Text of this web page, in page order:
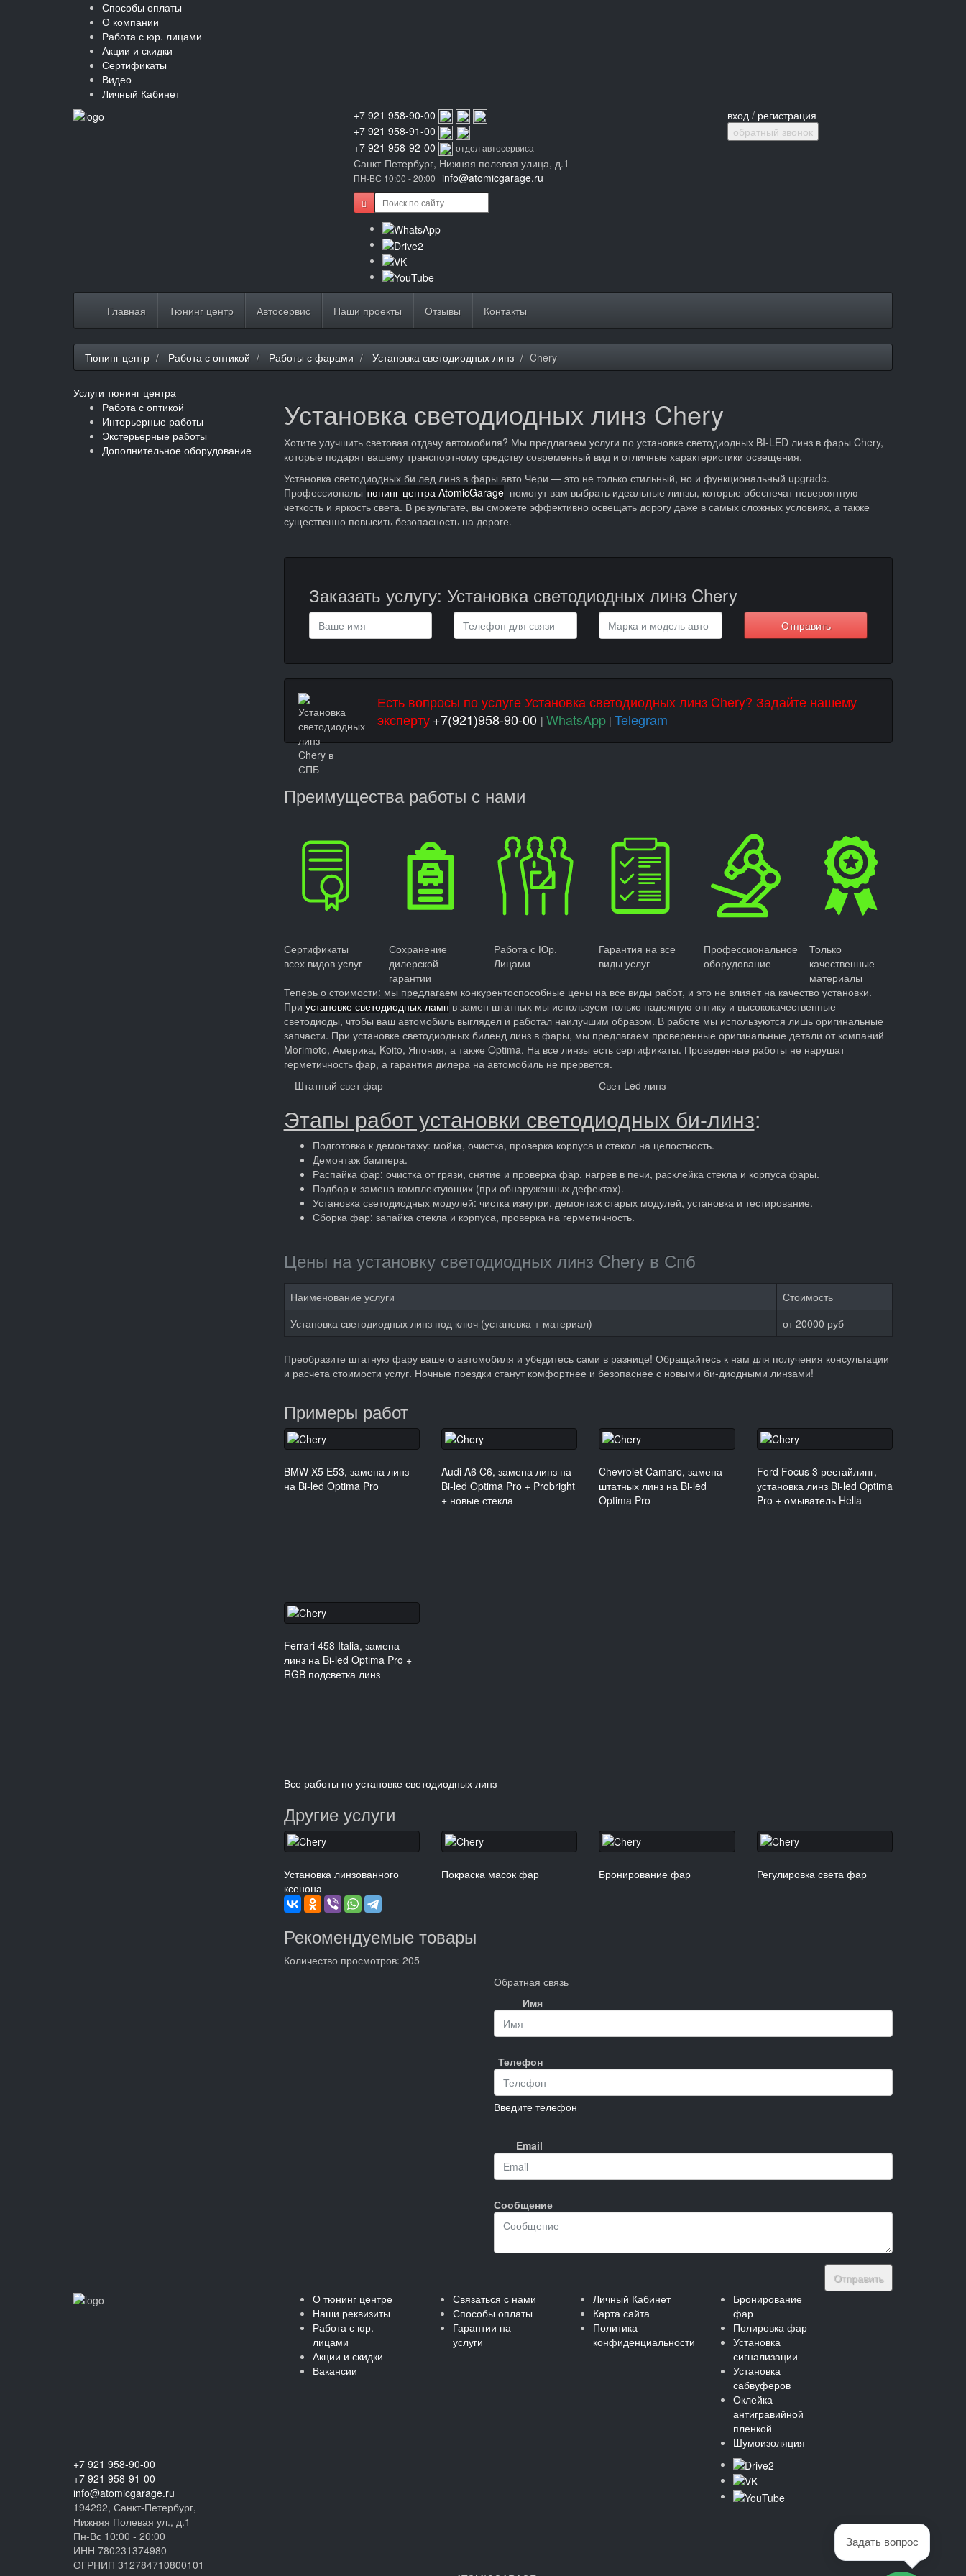
Способы оплаты
О компании
Работа с юр. лицами
Акции и скидки
Сертификаты
Видео
Личный Кабинет
+7 921 958-90-00
+7 921 958-91-00
+7 921 958-92-00
отдел автосервиса
Санкт-Петербург, Нижняя полевая улица, д.1
ПН-ВС 10:00 - 20:00 info@atomicgarage.ru
вход/ регистрация
обратный звонок
Главная Тюнинг центр Автосервис Наши проекты Отзывы Контакты
Тюнинг центр Работа с оптикой Работы с фарами Установка светодиодных линз Chery
Услуги тюнинг центра
Работа с оптикой
Интерьерные работы
Экстерьерные работы
Дополнительное оборудование
Установка светодиодных линз Chery
Хотите улучшить световая отдачу автомобиля? Мы предлагаем услуги по установке светодиодных BI-LED линз в фары Chery,
которые подарят вашему транспортному средству современный вид и отличные характеристики освещения.
Установка светодиодных би лед линз в фары авто Чери — это не только стильный, но и функциональный upgrade.
Профессионалы тюнинг-центра AtomicGarageпомогут вам выбрать идеальные линзы, которые обеспечат невероятную
четкость и яркость света. В результате, вы сможете эффективно освещать дорогу даже в самых сложных условиях, а также
существенно повысить безопасность на дороге.
Заказать услугу: Установка светодиодных линз Chery
Отправить
Есть вопросы по услуге Установка светодиодных линз Chery? Задайте нашему
эксперту+7(921)958-90-00 | WhatsApp| Telegram
Преимущества работы с нами
Сертификаты
всех видов услуг
Сохранение
дилерской
гарантии
Работа с Юр.
Лицами
Гарантия на все
виды услуг
Профессиональное
оборудование
Только
качественные
материалы
Теперь о стоимости: мы предлагаем конкурентоспособные цены на все виды работ, и это не влияет на качество установки.
При установке светодиодных ламп в замен штатных мы используем только надежную оптику и высококачественные
светодиоды, чтобы ваш автомобиль выглядел и работал наилучшим образом. В работе мы используются лишь оригинальные
запчасти. При установке светодиодных биленд линз в фары, мы предлагаем проверенные оригинальные детали от компаний
Morimoto, Америка, Koito, Япония, а также Optima. На все линзы есть сертификаты. Проведенные работы не нарушат
герметичность фар, а гарантия дилера на автомобиль не прервется.
Штатный свет фар
Свет Led линз
Этапы работ установки светодиодных би-линз:
Подготовка к демонтажу: мойка, очистка, проверка корпуса и стекол на целостность.
Демонтаж бампера.
Распайка фар: очистка от грязи, снятие и проверка фар, нагрев в печи, расклейка стекла и корпуса фары.
Подбор и замена комплектующих (при обнаруженных дефектах).
Установка светодиодных модулей: чистка изнутри, демонтаж старых модулей, установка и тестирование.
Сборка фар: запайка стекла и корпуса, проверка на герметичность.
Цены на установку светодиодных линз Chery в Спб
Наименование услуги
Стоимость
Установка светодиодных линз под ключ (установка + материал)
от 20000 руб
Преобразите штатную фару вашего автомобиля и убедитесь сами в разнице! Обращайтесь к нам для получения консультации
и расчета стоимости услуг. Ночные поездки станут комфортнее и безопаснее с новыми би-диодными линзами!
Примеры работ
BMW X5 E53, замена линз
на Bi-led Optima Pro
Audi A6 C6, замена линз на
Bi-led Optima Pro + Probright
+ новые стекла
Chevrolet Camaro, замена
штатных линз на Bi-led
Optima Pro
Ford Focus 3 рестайлинг,
установка линз Bi-led Optima
Pro + омыватель Hella
Ferrari 458 Italia, замена
линз на Bi-led Optima Pro +
RGB подсветка линз
Все работы по установке светодиодных линз
Другие услуги
Установка линзованного
ксенона
Покраска масок фар Бронирование фар Регулировка света фар
Рекомендуемые товары
Количество просмотров: 205
Обратная связь
Имя
Телефон
Введите телефон
Email
Сообщение
Отправить
О тюнинг центре
Наши реквизиты
Работа с юр.
лицами
Акции и скидки
Вакансии
Связаться с нами
Способы оплаты
Гарантии на
услуги
Личный Кабинет
Карта сайта
Политика
конфиденциальности
Бронирование
фар
Полировка фар
Установка
сигнализации
Установка
сабвуферов
Оклейка
антигравийной
пленкой
Шумоизоляция
+7 921 958-90-00
+7 921 958-91-00
info@atomicgarage.ru
194292, Санкт-Петербург,
Нижняя Полевая ул., д.1
Пн-Вс 10:00 - 20:00
ИНН 780231374980
ОГРНИП 312784710800101
Задать вопрос